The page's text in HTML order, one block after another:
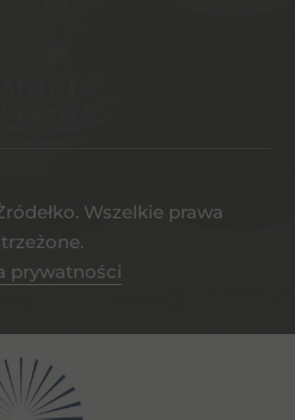
Wszelkie prawa
prywatności